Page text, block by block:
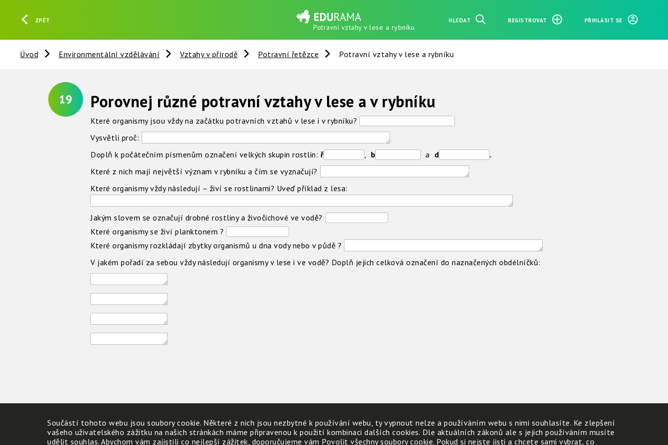
ZPĚT
Potravní vztahy v lese a rybníku
HLEDAT REGISTROVAT PŘIHLÁSIT SE
Úvod Environmentální vzdělávání Vztahy v přírodě Potravní řetězce Potravní vztahy v lese a rybníku
19 Porovnej různé potravní vztahy v lese a v rybníku
Které organismy jsou vždy na začátku potravních vztahů v lese i v rybníku?
Vysvětli proč:
Doplň k počátečním písmenům označení velkých skupin rostlin: ř , b a d
.
Které z nich mají největší význam v rybníku a čím se vyznačují?
Které organismy vždy následují – živí se rostlinami? Uveď příklad z lesa:
Jakým slovem se označují drobné rostliny a živočichové ve vodě?
Které organismy se živí planktonem ?
Které organismy rozkládají zbytky organismů u dna vody nebo v půdě ?
V jakém pořadí za sebou vždy následují organismy v lese i ve vodě? Doplň jejich celková označení do naznačených obdélníčků:
Součástí tohoto webu jsou soubory cookie. Některé z nich jsou nezbytné k používání webu, ty vypnout nelze a používáním webu s nimi souhlasíte. Ke zlepšení
vašeho uživatelského zážitku na našich stránkách máme připravenou k použití kombinaci dalších cookies. Dle aktuálních zákonů ale s jejich používáním musíte
udělit souhlas. Abychom vám zajistili co nejlepší zážitek, doporučujeme vám Povolit všechny soubory cookie. Pokud si nejste jisti a chcete sami vybrat, co